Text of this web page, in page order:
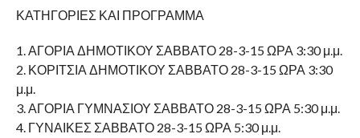
ΚΑΤΗΓΟΡΙΕΣ ΚΑΙ ΠΡΟΓΡΑΜΜΑ
1. ΑΓΟΡΙΑ ΔΗΜΟΤΙΚΟΥ ΣΑΒΒΑΤΟ 28-3-15 ΩΡΑ 3:30 μ.μ.
2. ΚΟΡΙΤΣΙΑ ΔΗΜΟΤΙΚΟΥ ΣΑΒΒΑΤΟ 28-3-15 ΩΡΑ 3:30
μ.μ.
3. ΑΓΟΡΙΑ ΓΥΜΝΑΣΙΟΥ ΣΑΒΒΑΤΟ 28-3-15 ΩΡΑ 5:30 μ.μ.
4. ΓΥΝΑΙΚΕΣ ΣΑΒΒΑΤΟ 28-3-15 ΩΡΑ 5:30 μ.μ.